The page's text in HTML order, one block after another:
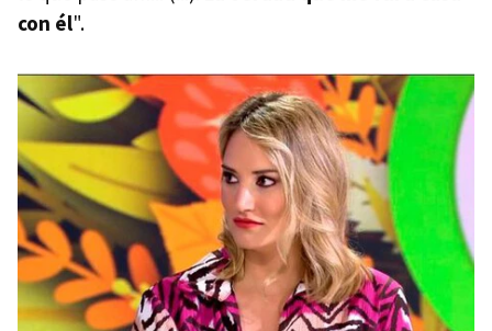
con él".